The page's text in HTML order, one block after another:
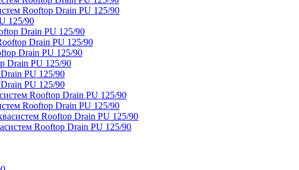
Rooftop Drain PU 125/90
125/90
Drain PU 125/90
Drain PU 125/90
Drain PU 125/90
Drain PU 125/90
PU 125/90
PU 125/90
Rooftop Drain PU 125/90
Rooftop Drain PU 125/90
Rooftop Drain PU 125/90
Rooftop Drain PU 125/90